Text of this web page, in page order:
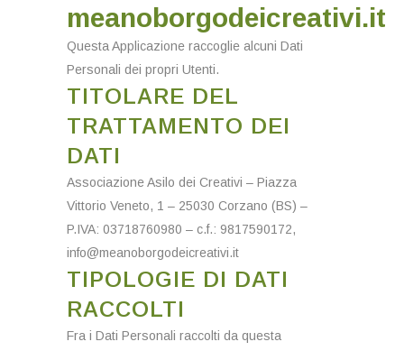
meanoborgodeicreativi.it
Questa Applicazione raccoglie alcuni Dati
Personali dei propri Utenti.
TITOLARE DEL
TRATTAMENTO DEI
DATI
Associazione Asilo dei Creativi – Piazza
Vittorio Veneto, 1 – 25030 Corzano (BS) –
P.IVA: 03718760980 – c.f.: 9817590172,
info@meanoborgodeicreativi.it
TIPOLOGIE DI DATI
RACCOLTI
Fra i Dati Personali raccolti da questa